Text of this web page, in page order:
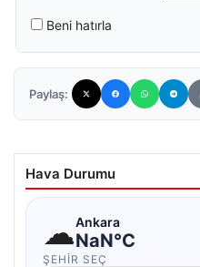
Beni hatırla
Paylaş:
Hava Durumu
☁Ankara
NaN°C
ŞEHIR SEÇ